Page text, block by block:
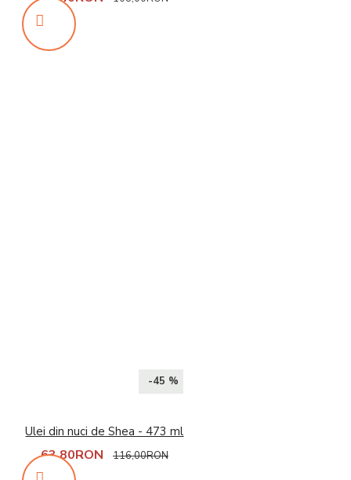
-45 %
Ulei din nuci de Shea - 473 ml
63,80RON 116,00RON